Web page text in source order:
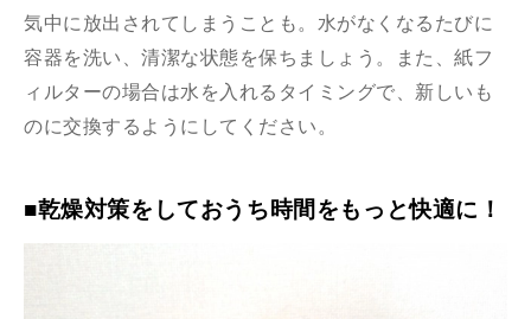
気中に放出されてしまうことも。水がなくなるたびに
容器を洗い、清潔な状態を保ちましょう。また、紙フ
ィルターの場合は水を入れるタイミングで、新しいも
のに交換するようにしてください。
■乾燥対策をしておうち時間をもっと快適に！